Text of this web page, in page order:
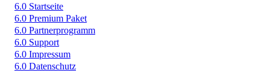
6.0 Startseite
6.0 Premium Paket
6.0 Partnerprogramm
6.0 Support
6.0 Impressum
6.0 Datenschutz